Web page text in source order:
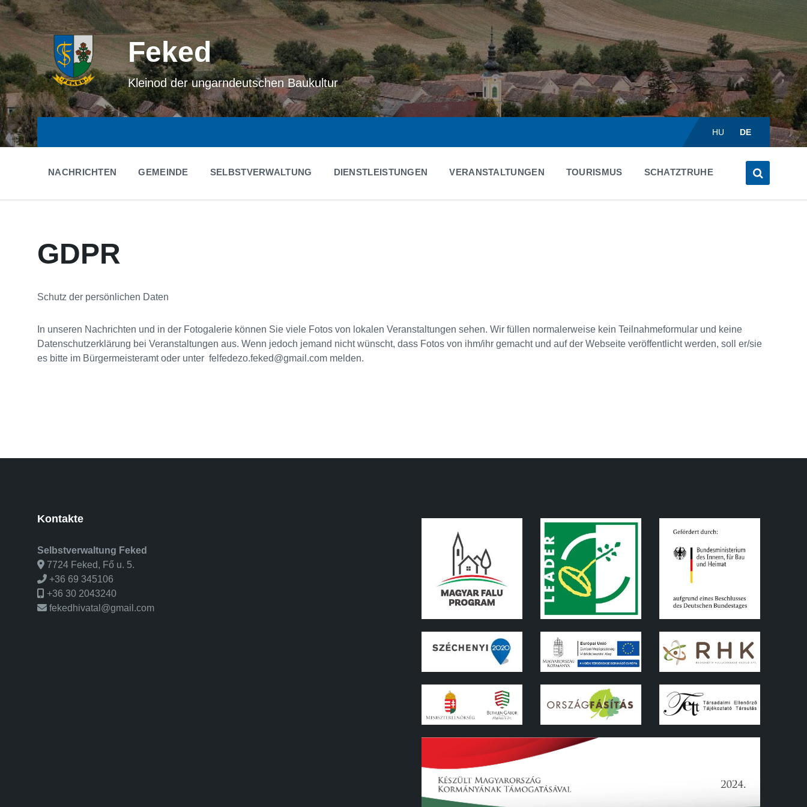
Skip
to
content
Skip
to
main
navigation
Skip
to
footer
Feked
Kleinod der ungarndeutschen Baukultur
Choose
language:
HU DE
NACHRICHTEN GEMEINDE SELBSTVERWALTUNG DIENSTLEISTUNGEN VERANSTALTUNGEN TOURISMUS SCHATZTRUHE
GDPR
Schutz der persönlichen Daten
In unseren Nachrichten und in der Fotogalerie können Sie viele Fotos von lokalen Veranstaltungen sehen. Wir füllen normalerweise kein Teilnahmeformular und keine
Datenschutzerklärung bei Veranstaltungen aus. Wenn jedoch jemand nicht wünscht, dass Fotos von ihm/ihr gemacht und auf der Webseite veröffentlicht werden, soll er/sie
es bitte im Bürgermeisteramt oder unter felfedezo.feked@gmail.com melden.
Kontakte
Selbstverwaltung Feked
7724 Feked, Fő u. 5.
+36 69 345106
+36 30 2043240
fekedhivatal@gmail.com